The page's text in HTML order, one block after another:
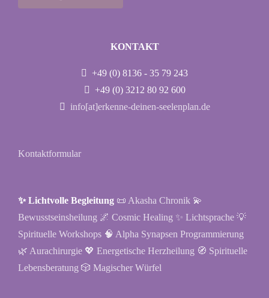
KONTAKT
+49 (0) 8136 - 35 79 243
+49 (0) 3212 80 92 600
info[at]erkenne-deinen-seelenplan.de
Kontaktformular
✨ Lichtvolle Begleitung 📜 Akasha Chronik 💫
Bewusstseinsheilung 🌌 Cosmic Healing ✨ Lichtsprache 💡
Spirituelle Workshops 🧠 Alpha Synapsen Programmierung
🌿 Aurachirurgie 💖 Energetische Herzheilung 🧭 Spirituelle
Lebensberatung 🎲 Magischer Würfel